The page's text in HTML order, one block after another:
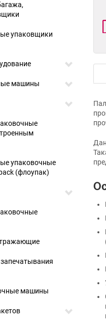
упаковщики
машины
упаковочные
(флоупак)
машины